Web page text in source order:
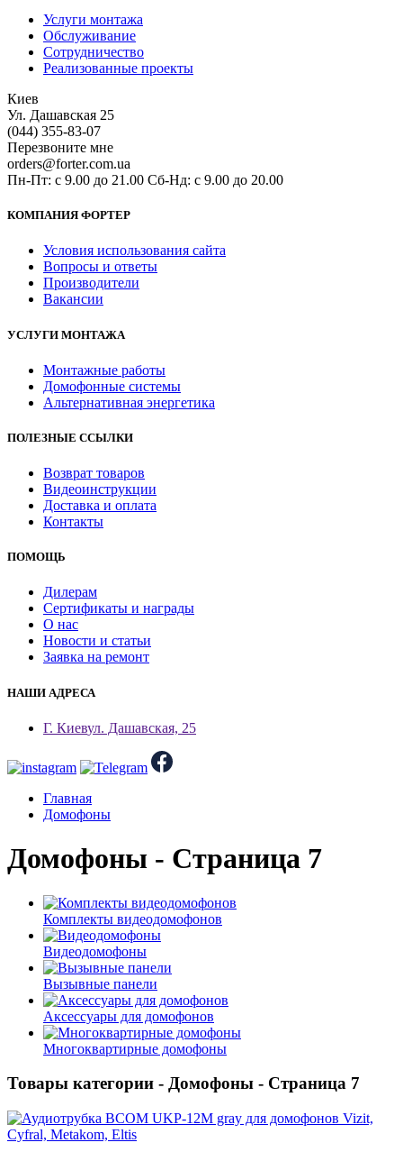
Услуги монтажа
Обслуживание
Сотрудничество
Реализованные проекты
Киев
Ул. Дашавская 25
(044) 355-83-07
Перезвоните мне
orders@forter.com.ua
Пн-Пт: с 9.00 до 21.00 Сб-Нд: с 9.00 до 20.00
КОМПАНИЯ ФОРТЕР
Условия использования сайта
Вопросы и ответы
Производители
Вакансии
УСЛУГИ МОНТАЖА
Монтажные работы
Домофонные системы
Альтернативная энергетика
ПОЛЕЗНЫЕ ССЫЛКИ
Возврат товаров
Видеоинструкции
Доставка и оплата
Контакты
ПОМОЩЬ
Дилерам
Сертификаты и награды
О нас
Новости и статьи
Заявка на ремонт
НАШИ АДРЕСА
Г. Киевул. Дашавская, 25
Главная
Домофоны
Домофоны - Страница 7
Комплекты видеодомофонов
Видеодомофоны
Вызывные панели
Аксессуары для домофонов
Многоквартирные домофоны
Товары категории - Домофоны - Страница 7